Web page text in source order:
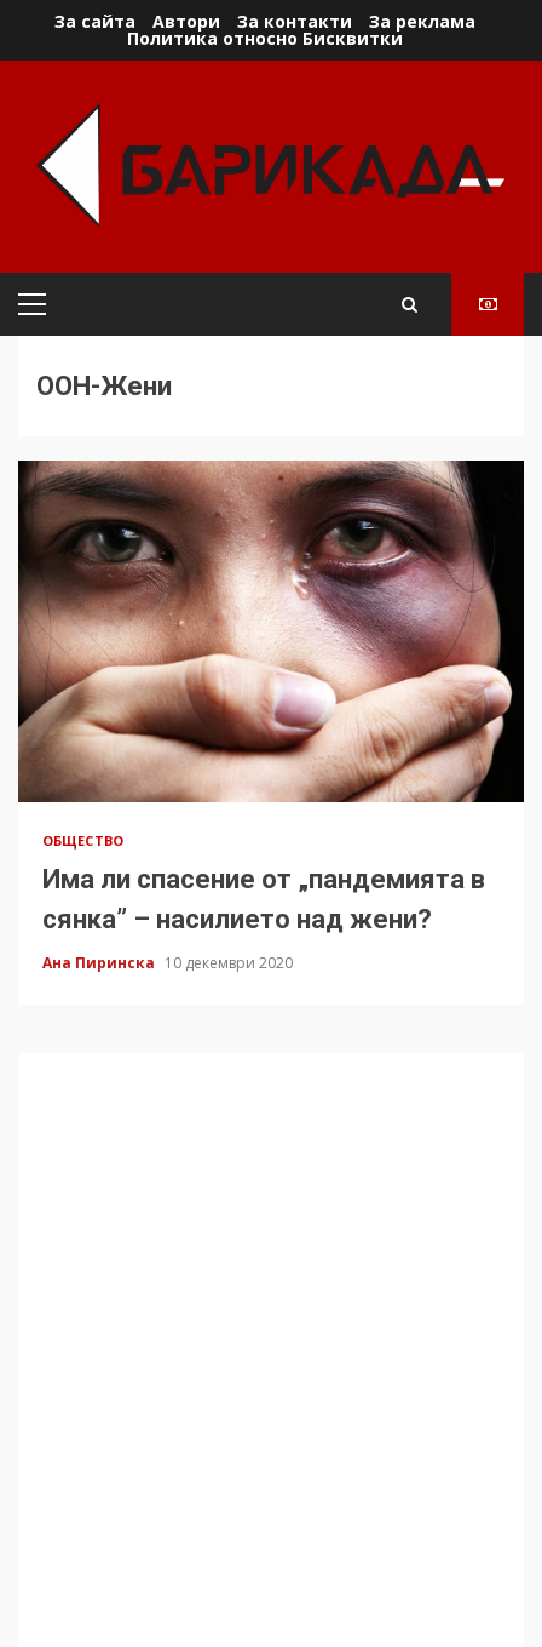
За сайта Автори За контакти За реклама
Политика относно Бисквитки
Primary
ООН-Жени
ОБЩЕСТВО
Има ли спасение от „пандемията в
сянка” – насилието над жени?
Ана Пиринска 10 декември 2020